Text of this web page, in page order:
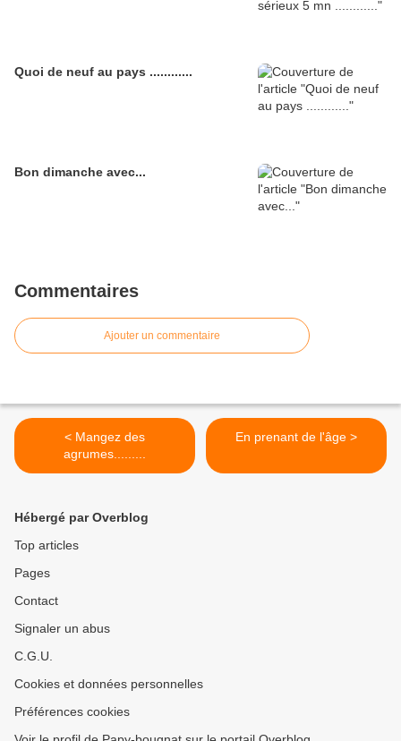
Quoi de neuf au pays ............
Bon dimanche avec...
Commentaires
Ajouter un commentaire
< Mangez des
agrumes.........
En prenant de l'âge >
Hébergé par Overblog
Top articles
Pages
Contact
Signaler un abus
C.G.U.
Cookies et données personnelles
Préférences cookies